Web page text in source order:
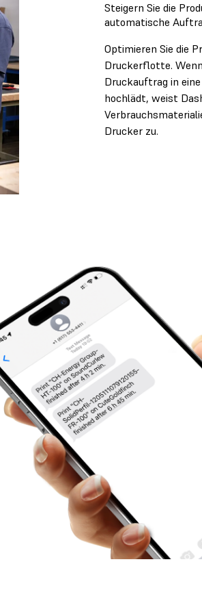
Steigern Sie die
automatische
Optimieren Sie die
Druckerflotte.
Druckauftrag in
hochlädt, weist
Drucker zu.